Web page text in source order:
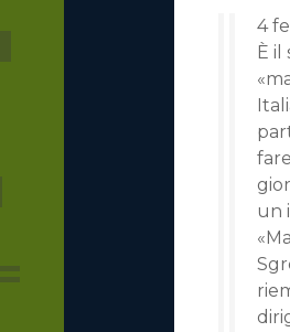
4
È il
un